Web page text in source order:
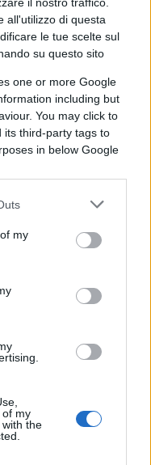
all'utilizzo di questa
le tue scelte sul
su questo sito
one or more Google
including but
You may click to
its third-party tags to
in below Google
my
of my
the
circoscritta alle
anche le
che agli inizi
di EDS, fece
General Motors.
pesantissimi per
crollate e la
giapponesi
in modo